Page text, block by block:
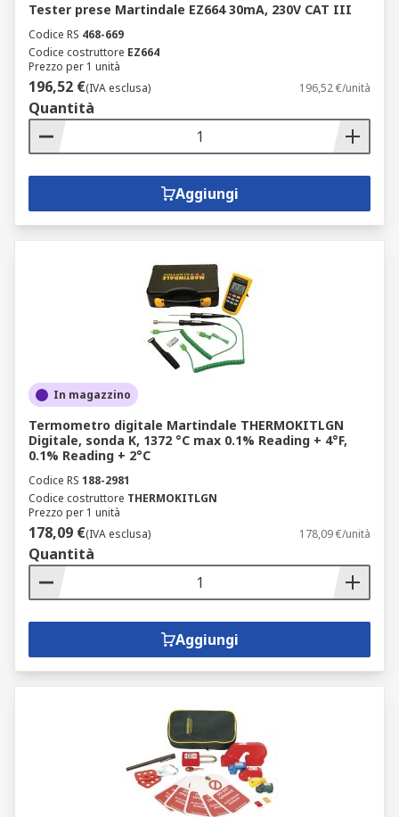
Tester prese Martindale EZ664 30mA, 230V CAT III
Codice RS 468-669
Codice costruttore EZ664
Prezzo per 1 unità
196,52 €(IVA esclusa) 196,52 €/unità
Quantità
Aggiungi
In magazzino
Termometro digitale Martindale THERMOKITLGN
Digitale, sonda K, 1372 °C max 0.1% Reading + 4°F,
0.1% Reading + 2°C
Codice RS 188-2981
Codice costruttore THERMOKITLGN
Prezzo per 1 unità
178,09 €(IVA esclusa) 178,09 €/unità
Quantità
Aggiungi